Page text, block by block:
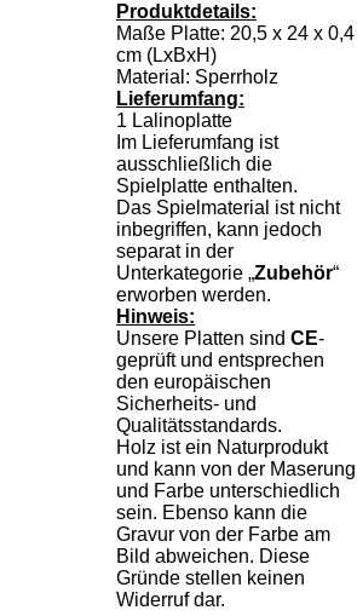
Produktdetails:
Maße Platte: 20,5 x 24 x 0,4
cm (LxBxH)
Material: Sperrholz
Lieferumfang:
1 Lalinoplatte
Im Lieferumfang ist
ausschließlich die
Spielplatte enthalten.
Das Spielmaterial ist nicht
inbegriffen, kann jedoch
separat in der
Unterkategorie „Zubehör“
erworben werden.
Hinweis:
Unsere Platten sind CE-
geprüft und entsprechen
den europäischen
Sicherheits- und
Qualitätsstandards.
Holz ist ein Naturprodukt
und kann von der Maserung
und Farbe unterschiedlich
sein. Ebenso kann die
Gravur von der Farbe am
Bild abweichen. Diese
Gründe stellen keinen
Widerruf dar.